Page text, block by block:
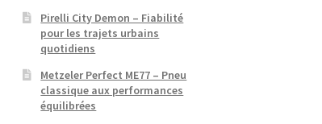
Pirelli City Demon – Fiabilité
pour les trajets urbains
quotidiens
Metzeler Perfect ME77 – Pneu
classique aux performances
équilibrées